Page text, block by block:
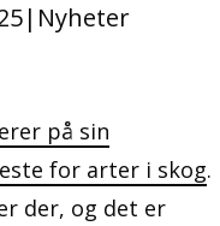
| Nyheter
på sin
for arter i skog.
der, og det er